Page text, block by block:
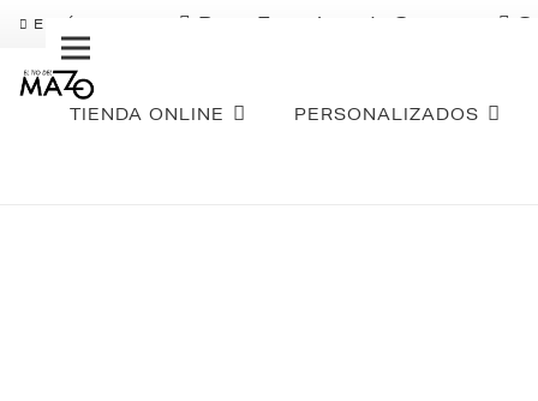
ENVÍO GRATIS Pago Fraccionado Sequra
TIENDA ONLINE PERSONALIZADOS